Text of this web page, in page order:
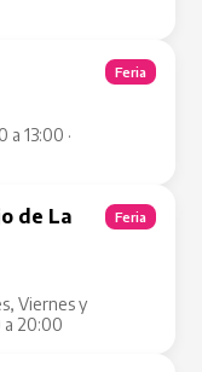
13:00 ·
Feria
de La
Viernes y
a 20:00
Feria